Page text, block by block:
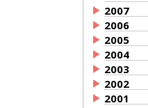
2007
2006
2005
2004
2003
2002
2001